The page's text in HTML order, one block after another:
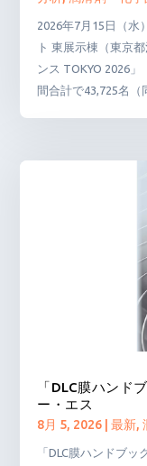
2026年7月15日（水
ト 東展示棟（東京
ンス TOKYO 2026
間合計で43,725名（
「DLC膜ハンド
ー・エス
8月 5, 2026 |最新,
「DLC膜ハンドブ